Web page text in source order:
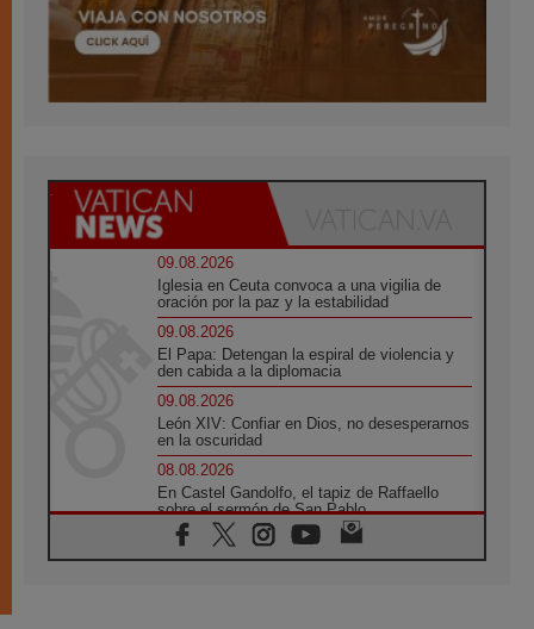
09.08.2026
Iglesia en Ceuta convoca a una vigilia de
oración por la paz y la estabilidad
09.08.2026
El Papa: Detengan la espiral de violencia y
den cabida a la diplomacia
09.08.2026
León XIV: Confiar en Dios, no desesperarnos
en la oscuridad
08.08.2026
En Castel Gandolfo, el tapiz de Raffaello
sobre el sermón de San Pablo
08.08.2026
En Colombia, «la paz no se compra con una